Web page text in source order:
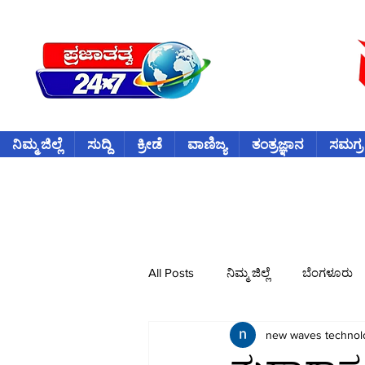
ನಿಮ್ಮ ಜಿಲ್ಲೆ ಸುದ್ದಿ ಕ್ರೀಡೆ ವಾಣಿಜ್ಯ ತಂತ್ರಜ್ಞಾನ
All Posts ನಿಮ್ಮ ಜಿಲ್ಲೆ ಬೆಂಗಳೂರು
ಕ್ರೀಡೆ ಕ್ರಿಕೆಟ್
new waves